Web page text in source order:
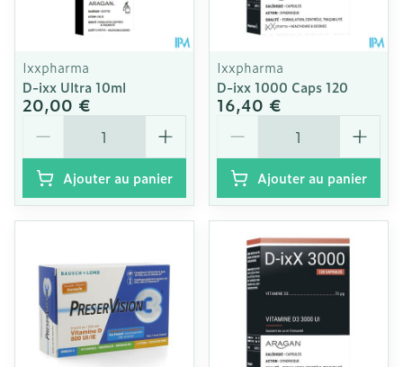
Ixxpharma
D-ixx Ultra 10ml
20,00 €
Ajouter au panier
Ixxpharma
D-ixx 1000 Caps 120
16,40 €
Ajouter au panier